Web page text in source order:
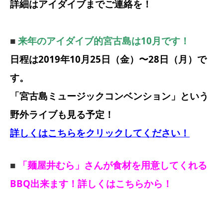
詳細はアイダイブまでご連絡を！
■ 来年のアイダイブ的宮古島は10月です！
日程は2019年10月25日（金）〜28日（月）で
す。
「宮古島ミュージックコンベンション」という
野外ライブも見る予定！
詳しくはこちらをクリックしてください！
■
「麺屋井むら」さんが食材を用意してくれる
BBQ出来ます！詳しくはこちらから！